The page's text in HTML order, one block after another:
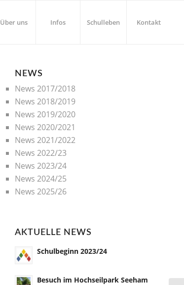
Über uns Infos Schulleben Kontakt
NEWS
News 2017/2018
News 2018/2019
News 2019/2020
News 2020/2021
News 2021/2022
News 2022/23
News 2023/24
News 2024/25
News 2025/26
AKTUELLE NEWS
Schulbeginn 2023/24
Besuch im Hochseilpark Seeham